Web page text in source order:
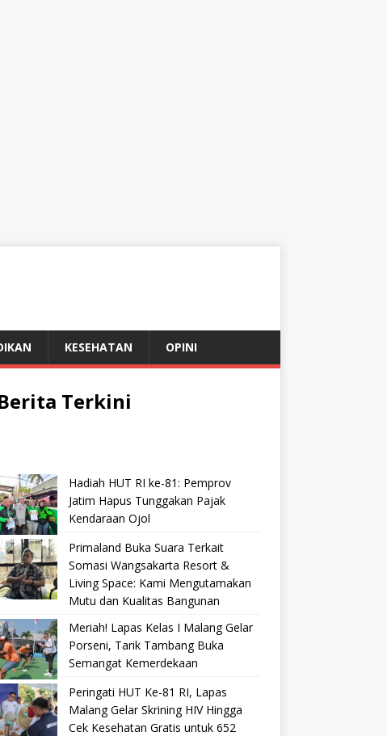
KESEHATAN OPINI
Terkini
Hadiah HUT RI ke-81: Pemprov
Jatim Hapus Tunggakan Pajak
Kendaraan Ojol
Primaland Buka Suara Terkait
Somasi Wangsakarta Resort &
Living Space: Kami Mengutamakan
Mutu dan Kualitas Bangunan
Meriah! Lapas Kelas I Malang Gelar
Porseni, Tarik Tambang Buka
Semangat Kemerdekaan
Peringati HUT Ke-81 RI, Lapas
Malang Gelar Skrining HIV Hingga
Cek Kesehatan Gratis untuk 652